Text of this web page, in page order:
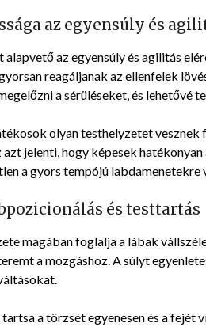
az egyensúly és
az egyensúly és agilitás
reagáljanak az ellenfelek
a sérüléseket, és lehetővé
olyan testhelyzetet vesznek
jelenti, hogy képesek
a gyors tempójú labdamenetekre
és testtartás
magában foglalja a lábak
a mozgáshoz. A súlyt
a törzsét egyenesen és a fejét